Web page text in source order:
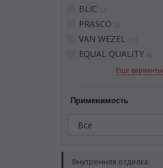
BLIC 72
PRASCO
VAN WEZEL 131
EQUAL QUALITY 40
Еще варианты
Применимость
Внутренняя отделка